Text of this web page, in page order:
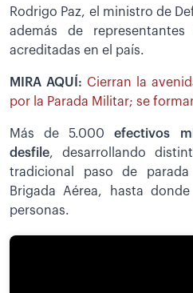
Rodrigo Paz, el ministro de
además de
acreditadas en el país.
MIRA AQUÍ: Cierran la
por la Parada Militar; se
Más de 5.000 efectivos
desfile, desarrollando
tradicional paso de
Brigada Aérea, hasta
personas.